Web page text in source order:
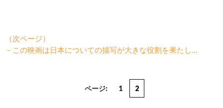
（次ページ）
－この映画は日本についての描写が大きな役割を果たし…
ページ: 1 2